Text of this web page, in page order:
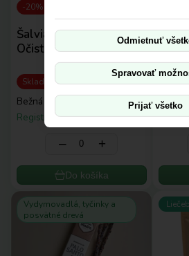
-20%
Šalvia biela – antorcha |
Očistné vydymovadlo
Skladom: 0ks
Bežná cena:
Registrovaní:4,00 €
‒ +
Do košíka
100
Bežná
Vydymovadlá, tyčinky a
posvätné drevá
Odmietnuť
Spravovať
Prijať všetko